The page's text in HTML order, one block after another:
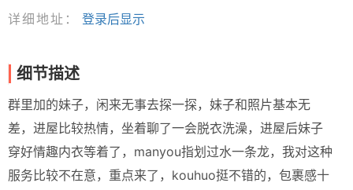
详细地址：
登录后显示
细节描述
群里加的妹子，闲来无事去探一探，妹子和照片基本无
差，进屋比较热情，坐着聊了一会脱衣洗澡，进屋后妹子
穿好情趣内衣等着了，manyou指划过水一条龙，我对这种
服务比较不在意，重点来了，kouhuo挺不错的，包裹感十